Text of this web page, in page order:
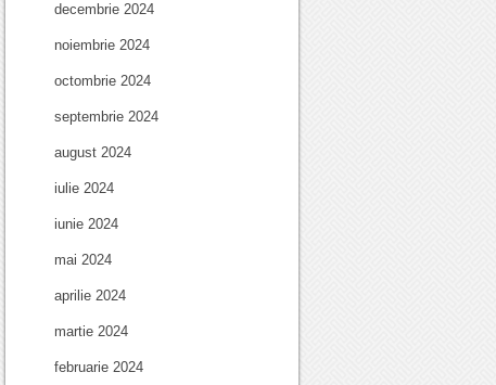
decembrie 2024
noiembrie 2024
octombrie 2024
septembrie 2024
august 2024
iulie 2024
iunie 2024
mai 2024
aprilie 2024
martie 2024
februarie 2024